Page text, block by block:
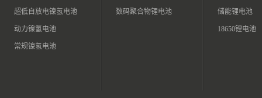
超低自放电镍氢电池
动力镍氢电池
常规镍氢电池
数码聚合物锂电池 储能锂电池
18650锂电池